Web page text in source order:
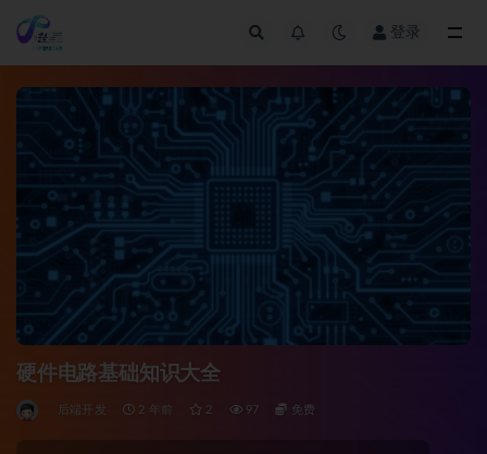
登录
硬件电路基础知识大全
后端开发 2 年前 2 97 免费